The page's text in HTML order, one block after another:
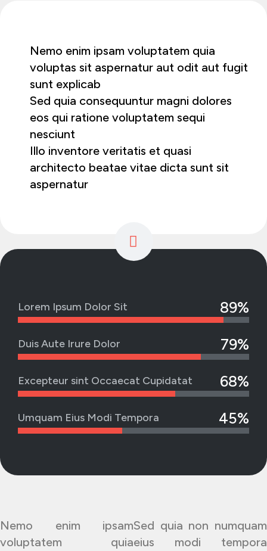
Nemo enim ipsam voluptatem quia
voluptas sit aspernatur aut odit aut fugit
sunt explicab
Sed quia consequuntur magni dolores
eos qui ratione voluptatem sequi
nesciunt
Illo inventore veritatis et quasi
architecto beatae vitae dicta sunt sit
aspernatur
Lorem Ipsum Dolor Sit 89%
Duis Aute Irure Dolor 79%
Excepteur sint Occaecat Cupidatat 68%
Umquam Eius Modi Tempora 45%
Nemo enim ipsam
voluptatem quia
Sed quia non numquam
eius modi tempora